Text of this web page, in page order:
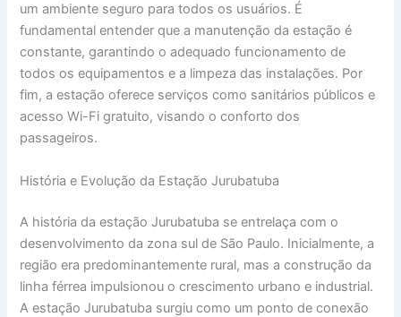
um ambiente seguro para todos os usuários. É
fundamental entender que a manutenção da estação é
constante, garantindo o adequado funcionamento de
todos os equipamentos e a limpeza das instalações. Por
fim, a estação oferece serviços como sanitários públicos e
acesso Wi-Fi gratuito, visando o conforto dos
passageiros.
História e Evolução da Estação Jurubatuba
A história da estação Jurubatuba se entrelaça com o
desenvolvimento da zona sul de São Paulo. Inicialmente, a
região era predominantemente rural, mas a construção da
linha férrea impulsionou o crescimento urbano e industrial.
A estação Jurubatuba surgiu como um ponto de conexão